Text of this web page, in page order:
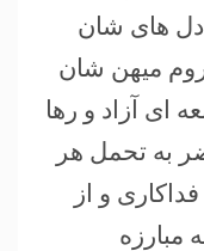
دل های شان
میهن شان
ای آزاد و رها
به تحمل هر
و از
مبارزه